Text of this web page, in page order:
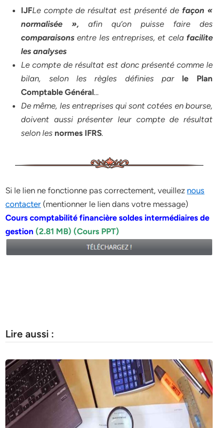
IJFLe compte de résultat est présenté de façon «
normalisée », afin qu’on puisse faire des
comparaisonsentre les entreprises, et cela facilite
les analyses
Le compte de résultat est donc présenté comme le
bilan, selon les règles définies par le Plan
Comptable Général…
De même, les entreprises qui sont cotées en bourse,
doivent aussi présenter leur compte de résultat
selon les normes IFRS.
Si le lien ne fonctionne pas correctement, veuillez nous
contacter (mentionner le lien dans votre message)
Cours comptabilité financière soldes intermédiaires de
gestion(2.81 MB) (Cours PPT)
Lire aussi :